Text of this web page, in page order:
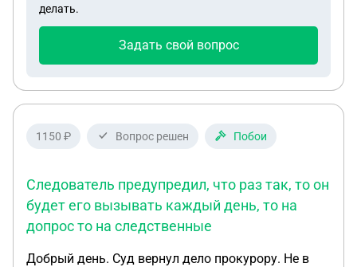
делать.
Задать свой вопрос
1150 ₽ Вопрос решен Побои
Следователь предупредил, что раз так, то он
будет его вызывать каждый день, то на
допрос то на следственные
Добрый день. Суд вернул дело прокурору. Не в